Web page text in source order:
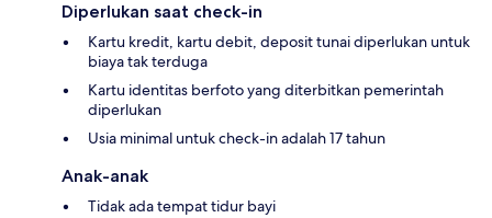
Diperlukan saat check-in
Kartu kredit, kartu debit, deposit tunai diperlukan untuk
biaya tak terduga
Kartu identitas berfoto yang diterbitkan pemerintah
diperlukan
Usia minimal untuk check-in adalah 17 tahun
Anak-anak
Tidak ada tempat tidur bayi